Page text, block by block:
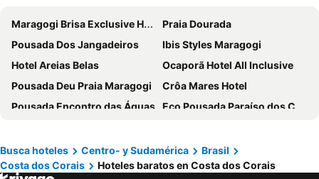
Maragogi Brisa Exclusive Hotel
Praia Dourada
Pousada Dos Jangadeiros
Ibis Styles Maragogi
Hotel Areias Belas
Ocaporã Hotel All Inclusive
Pousada Deu Praia Maragogi
Crôa Mares Hotel
Pousada Encontro das Águas Eco Pousada Paraíso dos Coqueirais
Hotel Coral Beach
Uri Pousada
Bitingui Praia Hotel
Pousada Maritimar
Busca hoteles Centro- y Sudamérica
Brasil
Costa dos Corais
Hoteles baratos en Costa dos Corais